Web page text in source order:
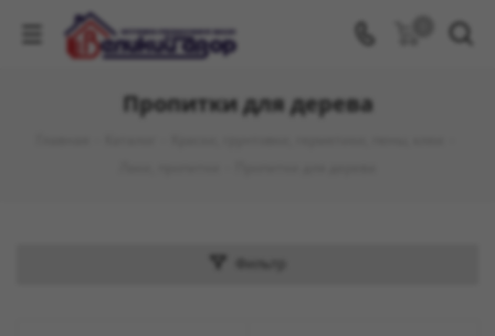
Пропитки для дерева
Фильтр